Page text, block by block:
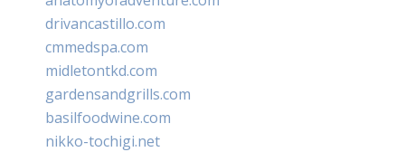
drivancastillo.com
cmmedspa.com
midletontkd.com
gardensandgrills.com
basilfoodwine.com
nikko-tochigi.net